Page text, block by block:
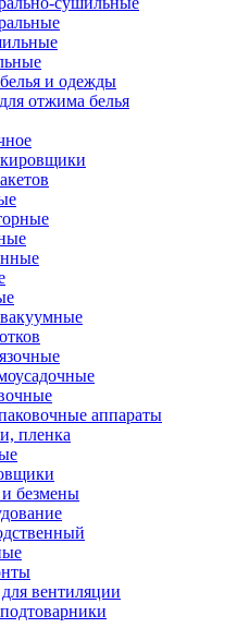
и одежды
отжима белья
аппараты
пленка
безмены
вентиляции